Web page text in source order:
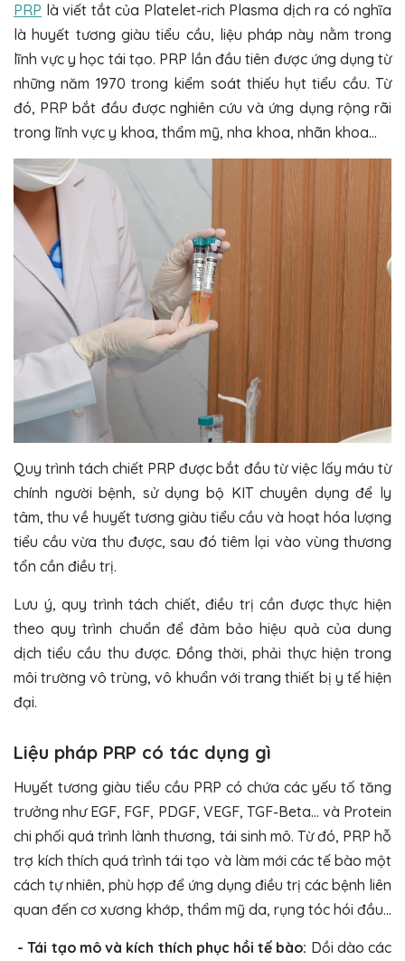
PRP là viết tắt của Platelet-rich Plasma dịch ra có nghĩa
là huyết tương giàu tiểu cầu, liệu pháp này nằm trong
lĩnh vực y học tái tạo. PRP lần đầu tiên được ứng dụng từ
những năm 1970 trong kiểm soát thiếu hụt tiểu cầu. Từ
đó, PRP bắt đầu được nghiên cứu và ứng dụng rộng rãi
trong lĩnh vực y khoa, thẩm mỹ, nha khoa, nhãn khoa…
Quy trình tách chiết PRP được bắt đầu từ việc lấy máu từ
chính người bệnh, sử dụng bộ KIT chuyên dụng để ly
tâm, thu về huyết tương giàu tiểu cầu và hoạt hóa lượng
tiểu cầu vừa thu được, sau đó tiêm lại vào vùng thương
tổn cần điều trị.
Lưu ý, quy trình tách chiết, điều trị cần được thực hiện
theo quy trình chuẩn để đảm bảo hiệu quả của dung
dịch tiểu cầu thu được. Đồng thời, phải thực hiện trong
môi trường vô trùng, vô khuẩn với trang thiết bị y tế hiện
đại.
Liệu pháp PRP có tác dụng gì
Huyết tương giàu tiểu cầu PRP có chứa các yếu tố tăng
trưởng như EGF, FGF, PDGF, VEGF, TGF-Beta… và Protein
chi phối quá trình lành thương, tái sinh mô. Từ đó, PRP hỗ
trợ kích thích quá trình tái tạo và làm mới các tế bào một
cách tự nhiên, phù hợp để ứng dụng điều trị các bệnh liên
quan đến cơ xương khớp, thẩm mỹ da, rụng tóc hói đầu…
- Tái tạo mô và kích thích phục hồi tế bào: Dồi dào các